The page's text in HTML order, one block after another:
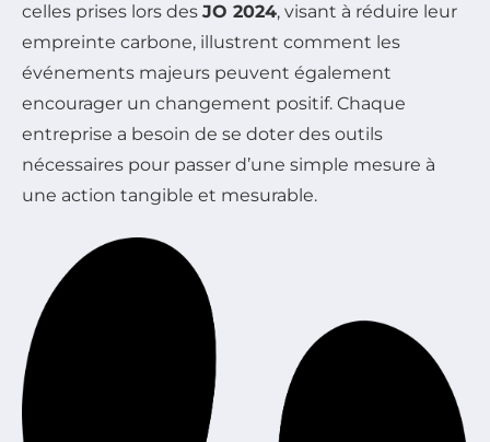
celles prises lors des JO 2024, visant à réduire leur
empreinte carbone, illustrent comment les
événements majeurs peuvent également
encourager un changement positif. Chaque
entreprise a besoin de se doter des outils
nécessaires pour passer d’une simple mesure à
une action tangible et mesurable.